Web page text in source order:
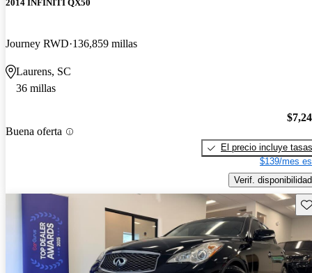
2014 INFINITI QX50
Journey RWD 136,859 millas
Laurens, SC
36 millas
Buena oferta
El precio incluye tasas
$139/mes
Verif. disponibilidad